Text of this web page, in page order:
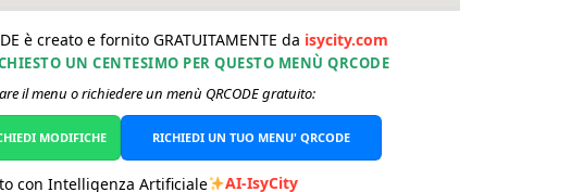
è creato e fornito GRATUITAMENTE da isycity.com
UN CENTESIMO PER QUESTO MENÙ QRCODE
il menu o richiedere un menù QRCODE gratuito:
MODIFICHE RICHIEDI UN TUO MENU' QRCODE
con Intelligenza Artificiale AI-IsyCity